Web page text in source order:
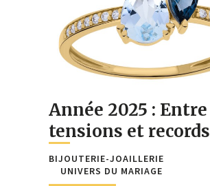
Année 2025 : Entre
tensions et records
BIJOUTERIE-JOAILLERIE
UNIVERS DU MARIAGE